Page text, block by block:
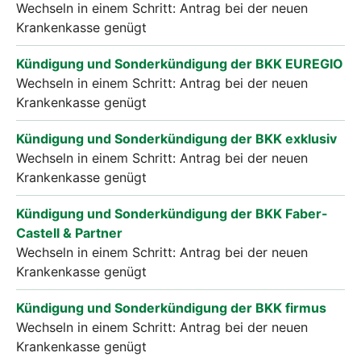
Wechseln in einem Schritt: Antrag bei der neuen
Krankenkasse genügt
Kündigung und Sonderkündigung der BKK EUREGIO
Wechseln in einem Schritt: Antrag bei der neuen
Krankenkasse genügt
Kündigung und Sonderkündigung der BKK exklusiv
Wechseln in einem Schritt: Antrag bei der neuen
Krankenkasse genügt
Kündigung und Sonderkündigung der BKK Faber-
Castell & Partner
Wechseln in einem Schritt: Antrag bei der neuen
Krankenkasse genügt
Kündigung und Sonderkündigung der BKK firmus
Wechseln in einem Schritt: Antrag bei der neuen
Krankenkasse genügt